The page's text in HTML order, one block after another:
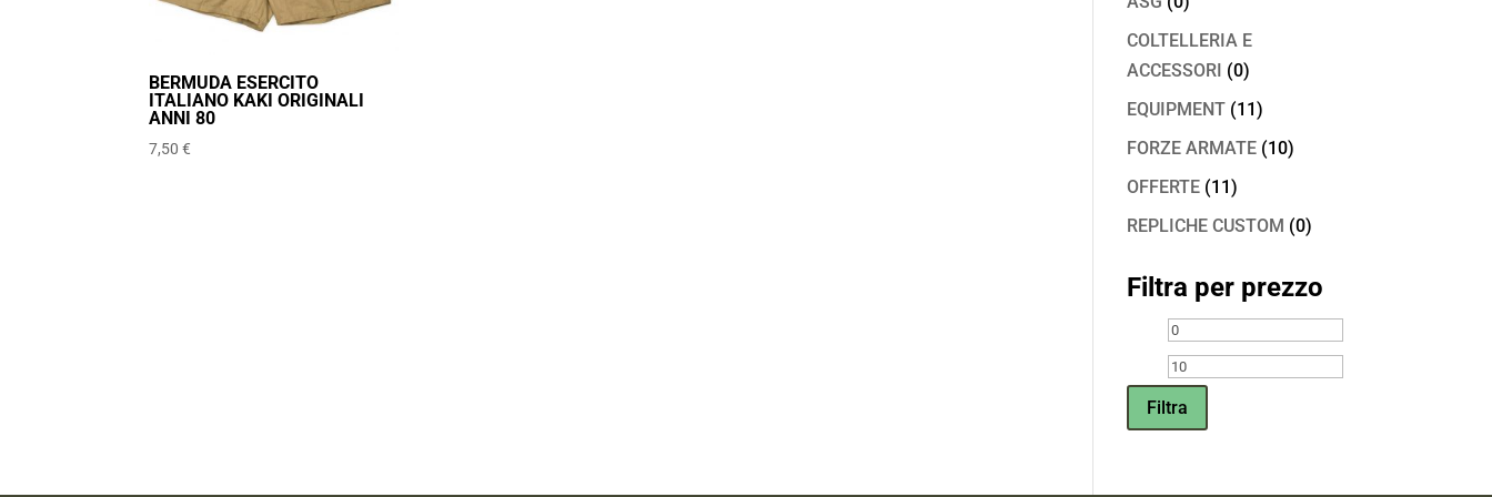
BERMUDA ESERCITO
ITALIANO KAKI ORIGINALI
ANNI 80
7,50€
COLTELLERIA E
ACCESSORI (0)
EQUIPMENT (11)
FORZE ARMATE (10)
OFFERTE (11)
REPLICHE CUSTOM (0)
Filtra per prezzo
Prezzo
Min
Filtra